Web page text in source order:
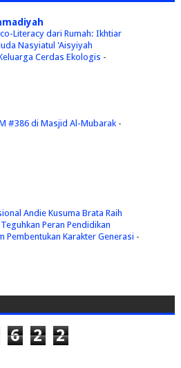
Literacy dari Rumah: Ikhtiar
Nasyiatul 'Aisyiyah
Cerdas Ekologis -
#386 di Masjid Al-Mubarak -
Andie Kusuma Brata Raih
Peran Pendidikan
Pembentukan Karakter Generasi -
6 2 2